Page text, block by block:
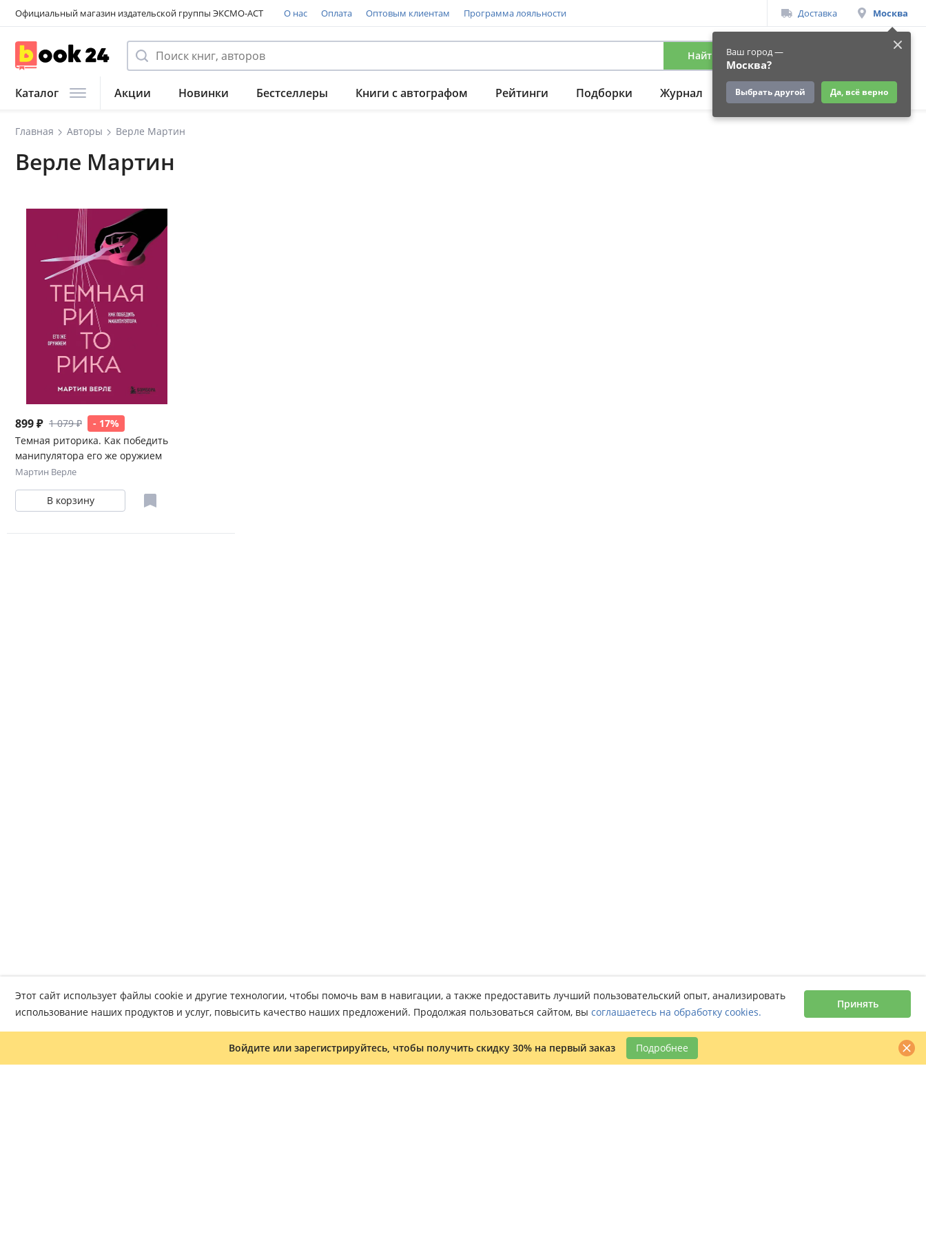
Официальный магазин издательской группы ЭКСМО-АСТ О нас Оплата Оптовым клиентам Программа лояльности Доставка Москва
Ваш город —
Москва?
Выбрать другой Да, всё верно
Найти Вход
Каталог Акции Новинки Бестселлеры Книги с автографом Рейтинги Подборки Журнал Подарки Ещё
Главная Авторы Верле Мартин
Верле Мартин
899 ₽ 1 079 ₽
- 17%
Темная риторика. Как победить
манипулятора его же оружием
Мартин Верле
В корзину
Войдите или зарегистрируйтесь, чтобы получить скидку 30% на первый заказ Подробнее
Этот сайт использует файлы cookie и другие технологии, чтобы помочь вам в навигации, а также предоставить лучший пользовательский опыт, анализировать
использование наших продуктов и услуг, повысить качество наших предложений. Продолжая пользоваться сайтом, вы соглашаетесь на обработку cookies.
Принять